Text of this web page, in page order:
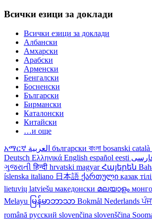
Всички езици за доклади
Всички езици за доклади
Албански
Амхарски
Арабски
Арменски
Бенгалски
Босненски
Български
Бирмански
Каталонски
Китайски
…и още
አማርኛ български বাংলা bosanski català
Deutsch Ελληνικά English español eesti
ગુજરાતીहिन्दी hrvatski magyarՀայերեն
íslenska italiano 日本語 ქართული қазақ тілі
lietuvių latviešu македонски മലയാളം
Melayu မြန်မာဘာသာ Bokmål Nederlands
română русский slovenčina slovenščina